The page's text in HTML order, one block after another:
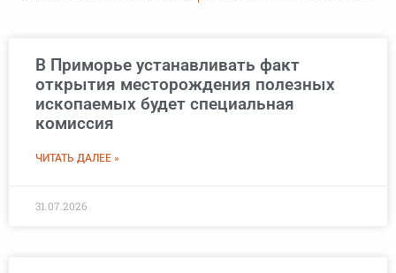
В Приморье устанавливать факт
открытия месторождения полезных
ископаемых будет специальная
комиссия
ЧИТАТЬ ДАЛЕЕ »
31.07.2026